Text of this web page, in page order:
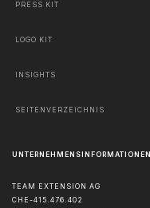
PRESS KIT
LOGO KIT
INSIGHTS
SEITENVERZEICHNIS
UNTERNEHMENSINFORMATIONEN
TEAM EXTENSION AG
CHE-415.476.402